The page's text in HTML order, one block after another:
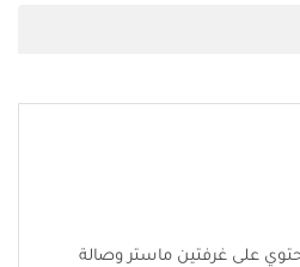
على غرفتين ماستر وصالة